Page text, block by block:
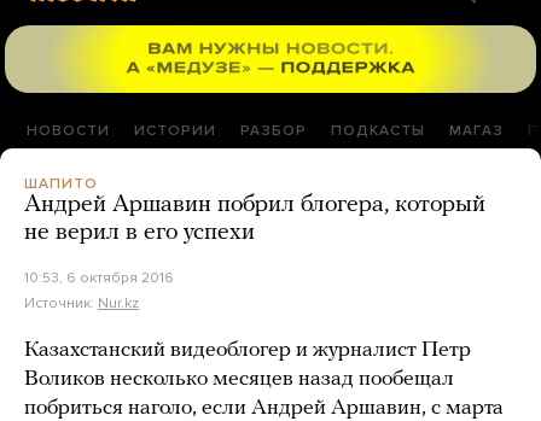
НОВОСТИ ИСТОРИИ РАЗБОР ПОДКАСТЫ МАГАЗ
ШАПИТО
Андрей Аршавин побрил блогера, который
не верил в его успехи
10:53, 6 октября 2016
Источник: Nur.kz
Казахстанский видеоблогер и журналист Петр
Воликов несколько месяцев назад пообещал
побриться наголо, если Андрей Аршавин, с марта